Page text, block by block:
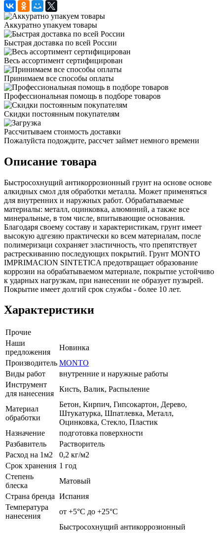
Аккуратно упакуем товары
Быстрая доставка по всей России
Весь ассортимент сертифицирован
Принимаем все способы оплаты
Профессиональная помощь в подборе товаров
Скидки постоянным покупателям
Рассчитываем стоимость доставки
Пожалуйста подождите, рассчет займет немного времени
Описание товара
Быстросохнущий антикоррозионный грунт на основе основе
алкидных смол для обработки металла. Может применяться
для внутренних и наружных работ. Обрабатываемые
материалы: металл, оцинковка, алюминий, а также все
минеральные, в том числе, впитывающие основания.
Благодаря своему составу и характеристикам, грунт имеет
высокую адгезию практически ко всем материалам, после
полимеризаци сохраняет эластичность, что препятствует
растрескиванию последующих покрытий. Грунт MONTO
IMPRIMACION SINTETICA предотвращает образование
коррозии на обрабатываемом материале, покрытие устойчиво
к ударных нагрузкам, при нанесении не образует пузырей.
Покрытие имеет долгий срок службы - более 10 лет.
Характеристики
Прочие
Наши
предложения
Новинка
Производитель MONTO
Виды работ
внутренние и наружные работы
Инструмент
для нанесения
Кисть, Валик, Распыление
Материал
обработки
Бетон, Кирпич, Гипсокартон, Дерево,
Штукатурка, Шпатлевка, Металл,
Оцинковка, Стекло, Пластик
Назначение
подготовка поверхности
Разбавитель
Растворитель
Расход на 1м2
0,2 кг/м2
Срок хранения 1 год
Степень
блеска
Матовый
Страна бренда Испания
Температура
нанесения
от +5°С до +25°С
Быстросохнущий антикоррозионный